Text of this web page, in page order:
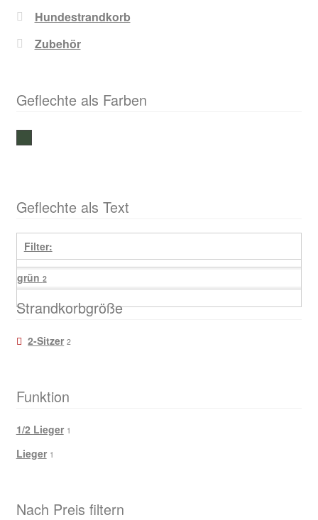
Hundestrandkorb
Zubehör
Geflechte als Farben
Geflechte als Text
Filter:
grün 2
Strandkorbgröße
2-Sitzer 2
Funktion
1/2 Lieger 1
Lieger 1
Nach Preis filtern